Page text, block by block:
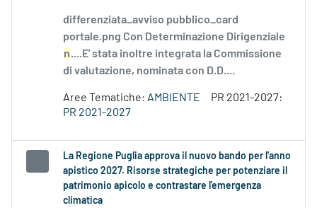
differenziata_avviso pubblico_card
portale.png Con Determinazione Dirigenziale
n....E' stata inoltre integrata la Commissione
di valutazione, nominata con D.D....
Aree Tematiche: AMBIENTE
PR 2021-2027:
PR 2021-2027
La Regione Puglia approva il nuovo bando per l'anno
apistico 2027. Risorse strategiche per potenziare il
patrimonio apicolo e contrastare l'emergenza
climatica